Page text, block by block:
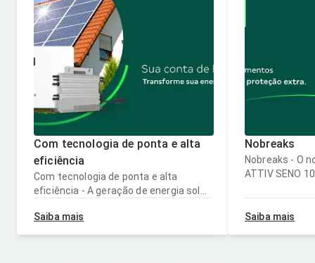
Com tecnologia de ponta e alta
eficiência
Com tecnologia de ponta e alta
eficiência - A geração de energia solar
sustentabilidade para sua casa ou
negócio. Invista no futuro mais
Saiba mais
Nobreaks
Nobreaks - O
ATTIV SENO
equipamentos
tomadas para
Saiba mais